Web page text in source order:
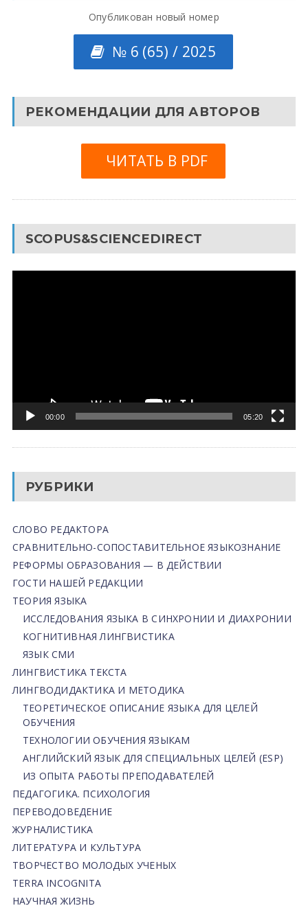
Опубликован новый номер
№ 6 (65) / 2025
РЕКОМЕНДАЦИИ ДЛЯ АВТОРОВ
ЧИТАТЬ В PDF
SCOPUS&SCIENCEDIRECT
00:00 05:20
РУБРИКИ
СЛОВО РЕДАКТОРА
СРАВНИТЕЛЬНО-СОПОСТАВИТЕЛЬНОЕ ЯЗЫКОЗНАНИЕ
РЕФОРМЫ ОБРАЗОВАНИЯ — В ДЕЙСТВИИ
ГОСТИ НАШЕЙ РЕДАКЦИИ
ТЕОРИЯ ЯЗЫКА
ИССЛЕДОВАНИЯ ЯЗЫКА В СИНХРОНИИ И ДИАХРОНИИ
КОГНИТИВНАЯ ЛИНГВИСТИКА
ЯЗЫК СМИ
ЛИНГВИСТИКА ТЕКСТА
ЛИНГВОДИДАКТИКА И МЕТОДИКА
ТЕОРЕТИЧЕСКОЕ ОПИСАНИЕ ЯЗЫКА ДЛЯ ЦЕЛЕЙ
ОБУЧЕНИЯ
ТЕХНОЛОГИИ ОБУЧЕНИЯ ЯЗЫКАМ
АНГЛИЙСКИЙ ЯЗЫК ДЛЯ СПЕЦИАЛЬНЫХ ЦЕЛЕЙ (ESP)
ИЗ ОПЫТА РАБОТЫ ПРЕПОДАВАТЕЛЕЙ
ПЕДАГОГИКА. ПСИХОЛОГИЯ
ПЕРЕВОДОВЕДЕНИЕ
ЖУРНАЛИСТИКА
ЛИТЕРАТУРА И КУЛЬТУРА
ТВОРЧЕСТВО МОЛОДЫХ УЧЕНЫХ
TERRA INCOGNITA
НАУЧНАЯ ЖИЗНЬ